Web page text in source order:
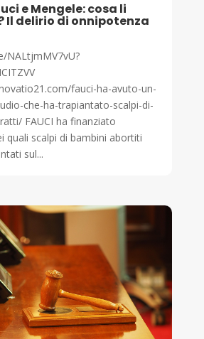
e Mengele: cosa li
Il delirio di onnipotenza
NALtjmMV7vU?
fauci-ha-avuto-un-
che-ha-trapiantato-scalpi-di-
FAUCI ha finanziato
quali scalpi di bambini abortiti
sul...